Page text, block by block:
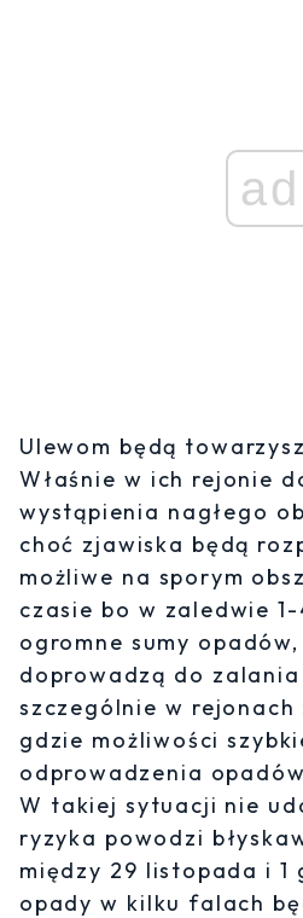
ad
Ulewom będą
Właśnie w ich rejonie
wystąpienia nagłego
choć zjawiska będą
możliwe na sporym
czasie bo w zaledwie
ogromne sumy
doprowadzą do
szczególnie w rejonach
gdzie możliwości
odprowadzenia
W takiej sytuacji nie
ryzyka powodzi
między 29 listopada i 1
opady w kilku falach